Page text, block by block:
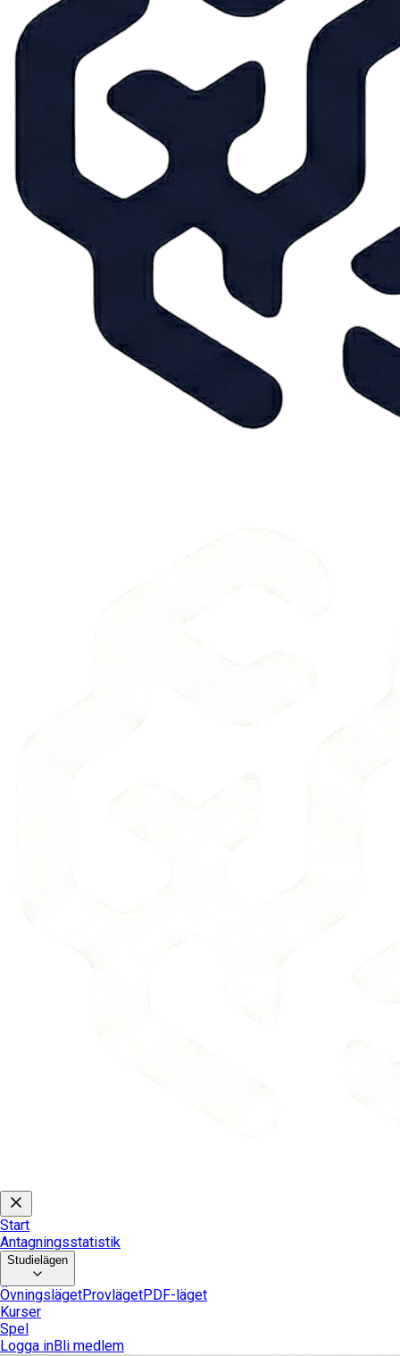
Start
Antagningsstatistik
Studielägen
ÖvningslägetProvlägetPDF-läget
Kurser
Spel
Logga inBli medlem